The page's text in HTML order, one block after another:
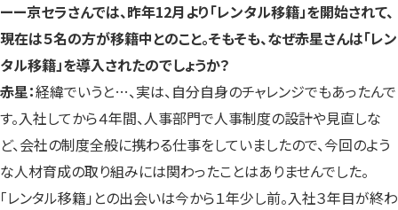
ーー京セラさんでは、昨年12月より「レンタル移籍」を開始されて、
現在は５名の方が移籍中とのこと。そもそも、なぜ赤星さんは「レン
タル移籍」を導入されたのでしょうか？
赤星：経緯でいうと…、実は、自分自身のチャレンジでもあったんで
す。入社してから４年間、人事部門で人事制度の設計や見直しな
ど、会社の制度全般に携わる仕事をしていましたので、今回のよう
な人材育成の取り組みには関わったことはありませんでした。
「レンタル移籍」との出会いは今から１年少し前。入社３年目が終わ